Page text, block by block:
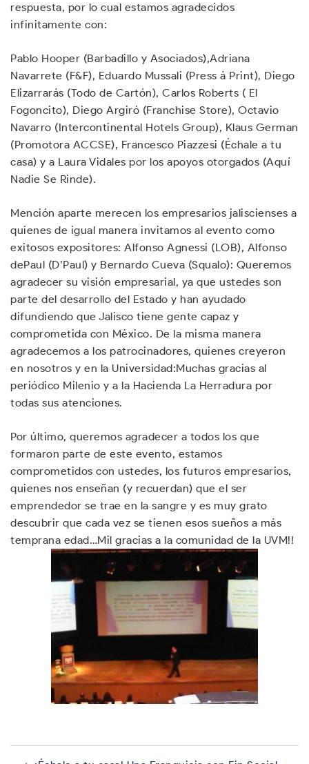
respuesta, por lo cual estamos agradecidos
infinitamente con:
Pablo Hooper (Barbadillo y Asociados),Adriana
Navarrete (F&F), Eduardo Mussali (Press á Print), Diego
Elizarrarás (Todo de Cartón), Carlos Roberts ( El
Fogoncito), Diego Argiró (Franchise Store), Octavio
Navarro (Intercontinental Hotels Group), Klaus German
(Promotora ACCSE), Francesco Piazzesi (Échale a tu
casa) y a Laura Vidales por los apoyos otorgados (Aquí
Nadie Se Rinde).
Mención aparte merecen los empresarios jaliscienses a
quienes de igual manera invitamos al evento como
exitosos expositores: Alfonso Agnessi (LOB), Alfonso
dePaul (D’Paul) y Bernardo Cueva (Squalo): Queremos
agradecer su visión empresarial, ya que ustedes son
parte del desarrollo del Estado y han ayudado
difundiendo que Jalisco tiene gente capaz y
comprometida con México. De la misma manera
agradecemos a los patrocinadores, quienes creyeron
en nosotros y en la Universidad:Muchas gracias al
periódico Milenio y a la Hacienda La Herradura por
todas sus atenciones.
Por último, queremos agradecer a todos los que
formaron parte de este evento, estamos
comprometidos con ustedes, los futuros empresarios,
quienes nos enseñan (y recuerdan) que el ser
emprendedor se trae en la sangre y es muy grato
descubrir que cada vez se tienen esos sueños a más
temprana edad…Mil gracias a la comunidad de la UVM!!
Navegación